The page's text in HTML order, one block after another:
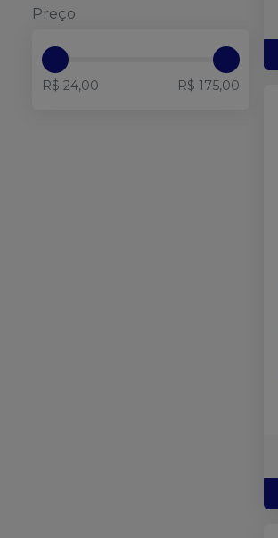
Preço
R$ 24,00 R$ 175,00